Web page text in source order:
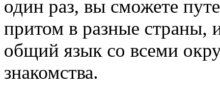
один раз, вы сможете
притом в разные страны,
общий язык со всеми
знакомства.